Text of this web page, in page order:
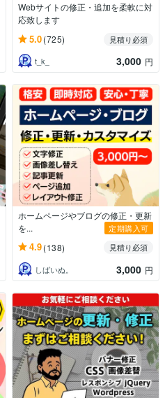
Webサイトの修正・追加を柔軟に対
応致します
5.0(725)
見積り必須
t_k_
3,000 円
ホームページやブログの修正・更新
を...
定期購入可
4.9(138)
見積り必須
しばいぬ。
3,000 円